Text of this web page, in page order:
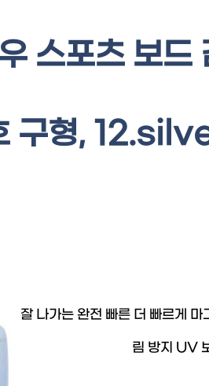
스포츠 보
구형,
잘 나가는 완전 빠른 더 빠르게
림 방지 UV